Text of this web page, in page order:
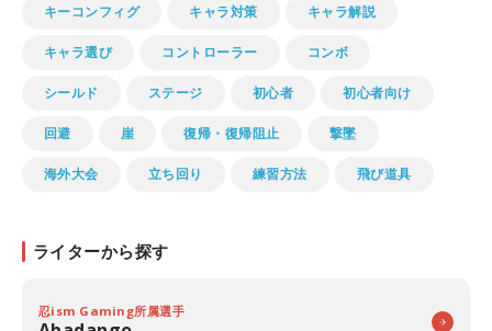
キーコンフィグ キャラ対策 キャラ解説
キャラ選び コントローラー コンボ
シールド ステージ 初心者 初心者向け
回避 崖 復帰・復帰阻止 撃墜
海外大会 立ち回り 練習方法 飛び道具
ライターから探す
忍ism Gaming所属選手